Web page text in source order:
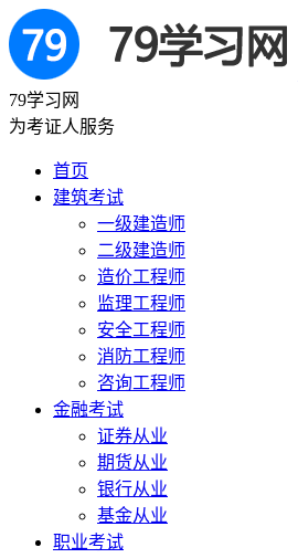
79学习网
为考证人服务
首页
建筑考试
一级建造师
二级建造师
造价工程师
监理工程师
安全工程师
消防工程师
咨询工程师
金融考试
证券从业
期货从业
银行从业
基金从业
职业考试